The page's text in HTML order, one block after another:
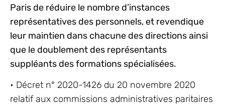
Paris de réduire le nombre d’instances
représentatives des personnels, et revendique
leur maintien dans chacune des directions ainsi
que le doublement des représentants
suppléants des formations spécialisées.
• Décret n° 2020-1426 du 20 novembre 2020
relatif aux commissions administratives paritaires